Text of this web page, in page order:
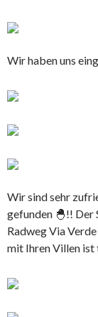
Wir haben uns
Wir sind sehr
gefunden 🐣!! Der
Radweg Via
mit Ihren Villen ist